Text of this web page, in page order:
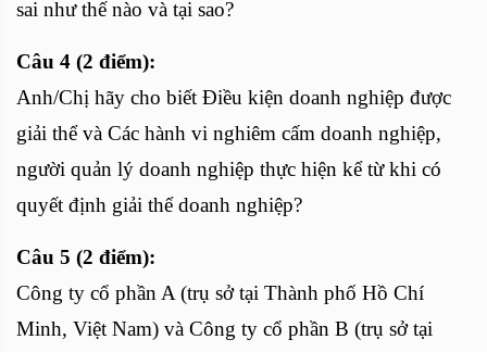
sai như thế nào và tại sao?
Câu 4 (2 điểm):
Anh/Chị hãy cho biết Điều kiện doanh nghiệp được
giải thể và Các hành vi nghiêm cấm doanh nghiệp,
người quản lý doanh nghiệp thực hiện kể từ khi có
quyết định giải thể doanh nghiệp?
Câu 5 (2 điểm):
Công ty cổ phần A (trụ sở tại Thành phố Hồ Chí
Minh, Việt Nam) và Công ty cổ phần B (trụ sở tại